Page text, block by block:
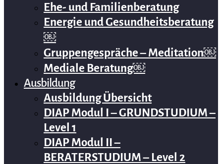
Ehe- und Familienberatung
Energie und Gesundheitsberatung
￼
Gruppengespräche – Meditation￼
Mediale Beratung￼
Ausbildung
Ausbildung Übersicht
DIAP Modul I – GRUNDSTUDIUM –
Level 1
DIAP Modul II –
BERATERSTUDIUM – Level 2